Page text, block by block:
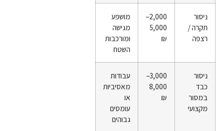
ניסור
תקרה /
רצפה
2,000–
5,000
₪
מושפע
מגישה
ומורכבות
השטח
ניסור
כבד
במסור
מקצועי
3,000–
8,000
₪
עבודות
מאסיביות
או
עומסים
גבוהים